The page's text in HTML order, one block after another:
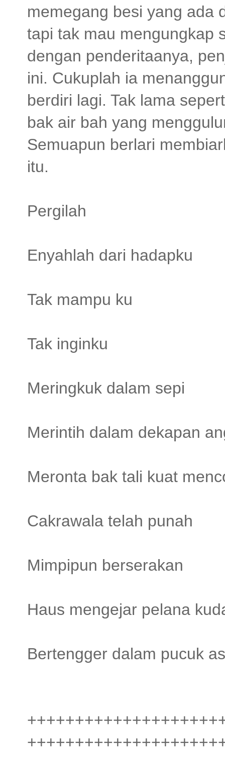
memegang besi yang ada
tapi tak mau mengungkap
dengan penderitaanya,
ini. Cukuplah ia
berdiri lagi. Tak lama
bak air bah yang
Semuapun berlari
itu.
Pergilah
Enyahlah dari hadapku
Tak mampu ku
Tak inginku
Meringkuk dalam sepi
Merintih dalam dekapan
Meronta bak tali kuat
Cakrawala telah punah
Mimpipun berserakan
Haus mengejar pelana
Bertengger dalam pucuk